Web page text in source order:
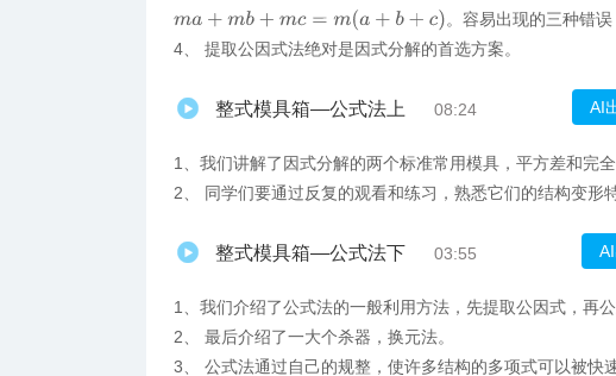
ma+ mb+m c=m(a+ b+ c)
。容易出现的三种错
4、 提取公因式法绝对是因式分解的首选方案。
整式模具箱—公式法上 08:24 AI
1、我们讲解了因式分解的两个标准常用模具，平方差和完全
2、 同学们要通过反复的观看和练习，熟悉它们的结构变形特
整式模具箱—公式法下 03:55
1、我们介绍了公式法的一般利用方法，先提取公因式，再公
2、 最后介绍了一大个杀器，换元法。
3、 公式法通过自己的规整，使许多结构的多项式可以被快